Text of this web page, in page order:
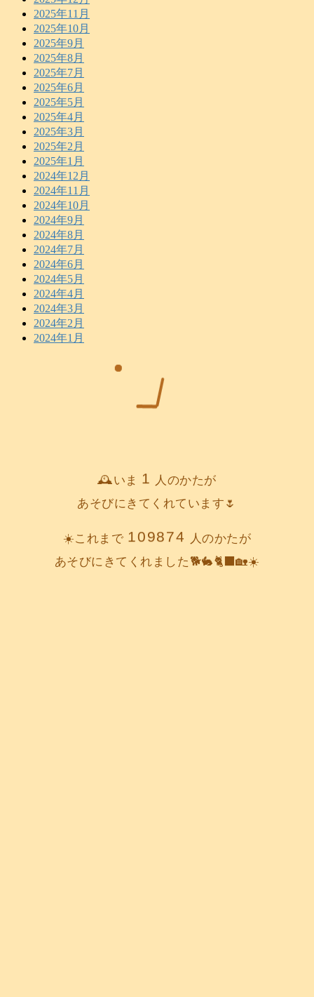
2025年11月
2025年10月
2025年9月
2025年8月
2025年7月
2025年6月
2025年5月
2025年4月
2025年3月
2025年2月
2025年1月
2024年12月
2024年11月
2024年10月
2024年9月
2024年8月
2024年7月
2024年6月
2024年5月
2024年4月
2024年3月
2024年2月
2024年1月
🕰️いま 1 人のかたが
あそびにきてくれています🌷
☀️これまで 109874
人のかたが
あそびにきてくれました🐕️🐇🐈‍⬛🏡☀️